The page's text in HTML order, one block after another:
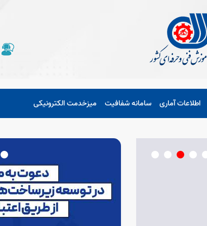
اطلاعات آماری سامانه شفافیت میزخدمت الکترونیکی